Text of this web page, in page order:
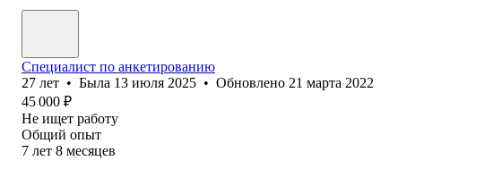
Специалист по анкетированию
27 лет • Была 13 июля 2025 • Обновлено 21 марта 2022
45 000 ₽
Не ищет работу
Общий опыт
7 лет 8 месяцев